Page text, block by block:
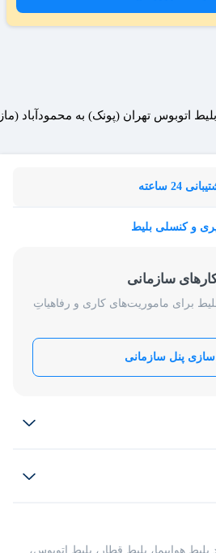
بلیط اتوبوس تهران (پونک) به محمودآباد
24 ساعته
و کنسلی بلیط
سازمانی
برای ماموریت‌های کاری و رفاهیاتِ
پنل سازمانی
فرصت‌های شغلی
هواپیما، بلیط قطار، بلیط اتوبوس،